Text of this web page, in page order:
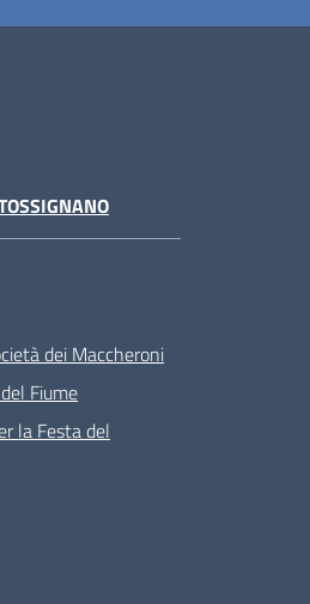
dei Maccheroni
Fiume
la Festa del